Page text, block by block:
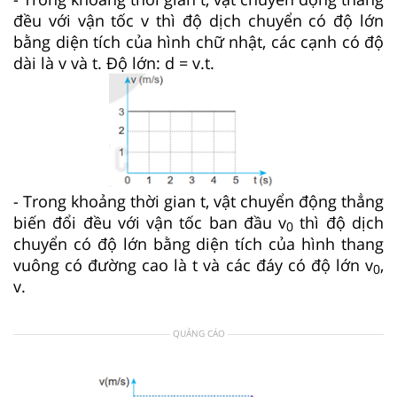
đều với vận tốc v thì độ dịch chuyển có độ lớn
bằng diện tích của hình chữ nhật, các cạnh có độ
dài là v và t. Độ lớn: d = v.t.
- Trong khoảng thời gian t, vật chuyển động thẳng
biến đổi đều với vận tốc ban đầu v0 thì độ dịch
chuyển có độ lớn bằng diện tích của hình thang
vuông có đường cao là t và các đáy có độ lớn v0,
v.
QUẢNG CÁO